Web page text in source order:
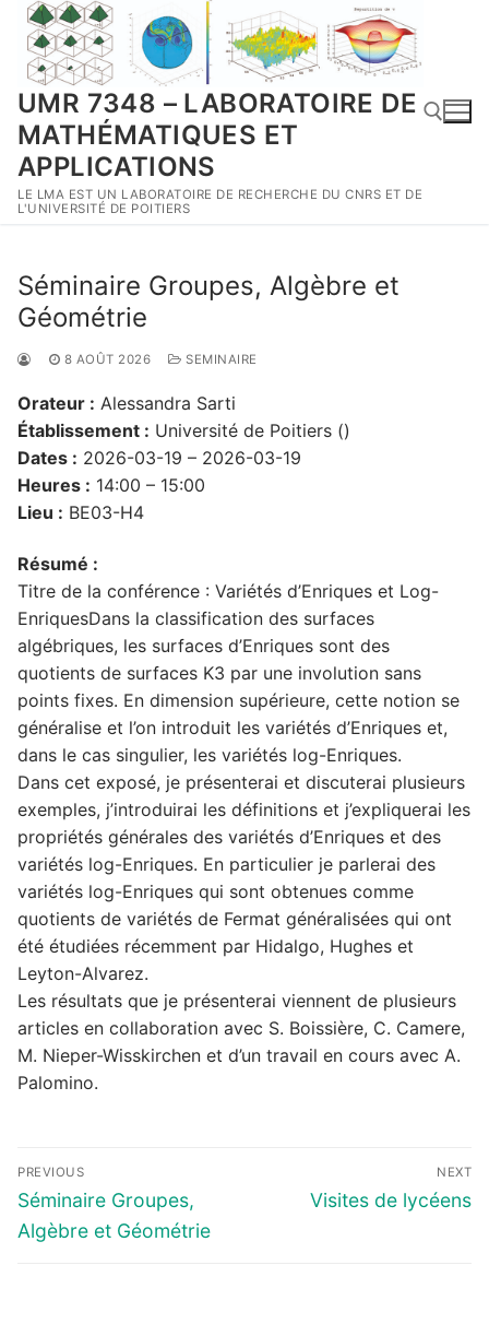
Aller
contenu
UMR 7348 – LABORATOIRE DE
MATHÉMATIQUES ET
APPLICATIONS
LE LMA EST UN LABORATOIRE DE RECHERCHE DU CNRS ET DE
L'UNIVERSITÉ DE POITIERS
Rechercher :
Séminaire Groupes, Algèbre et
Géométrie
8 AOÛT 2026 SEMINAIRE
Orateur : Alessandra Sarti
Établissement : Université de Poitiers ()
Dates : 2026-03-19 – 2026-03-19
Heures : 14:00 – 15:00
Lieu : BE03-H4
Résumé :
Titre de la conférence : Variétés d’Enriques et Log-
EnriquesDans la classification des surfaces
algébriques, les surfaces d’Enriques sont des
quotients de surfaces K3 par une involution sans
points fixes. En dimension supérieure, cette notion se
généralise et l’on introduit les variétés d’Enriques et,
dans le cas singulier, les variétés log-Enriques.
Dans cet exposé, je présenterai et discuterai plusieurs
exemples, j’introduirai les définitions et j’expliquerai les
propriétés générales des variétés d’Enriques et des
variétés log-Enriques. En particulier je parlerai des
variétés log-Enriques qui sont obtenues comme
quotients de variétés de Fermat généralisées qui ont
été étudiées récemment par Hidalgo, Hughes et
Leyton-Alvarez.
Les résultats que je présenterai viennent de plusieurs
articles en collaboration avec S. Boissière, C. Camere,
M. Nieper-Wisskirchen et d’un travail en cours avec A.
Palomino.
Navigation
de
l’article
PREVIOUS
Previous
post:
Séminaire Groupes,
Algèbre et Géométrie
NEXT
Next
Visites de lycéens